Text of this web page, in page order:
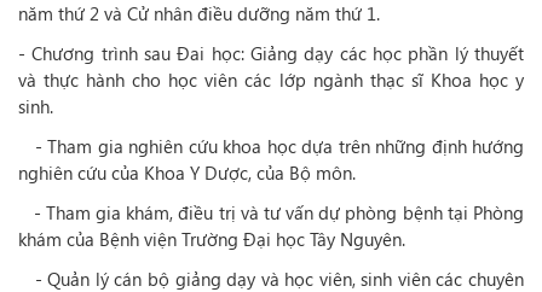
năm thứ 2 và Cử nhân điều dưỡng năm thứ 1.
- Chương trình sau Đai học: Giảng dạy các học phần lý thuyết
và thực hành cho học viên các lớp ngành thạc sĩ Khoa học y
sinh.
- Tham gia nghiên cứu khoa học dựa trên những định hướng
nghiên cứu của Khoa Y Dược, của Bộ môn.
- Tham gia khám, điều trị và tư vấn dự phòng bệnh tại Phòng
khám của Bệnh viện Trường Đại học Tây Nguyên.
- Quản lý cán bộ giảng dạy và học viên, sinh viên các chuyên